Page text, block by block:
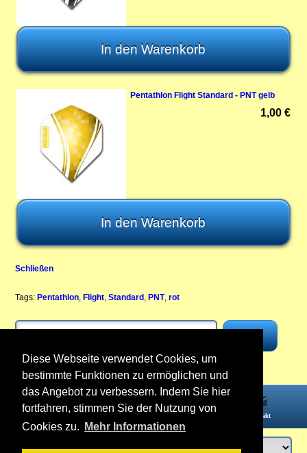
Diese Webseite verwendet Cookies, um
bestimmte Funktionen zu ermöglichen und
das Angebot zu verbessern. Indem Sie hier
fortfahren, stimmen Sie der Nutzung von
Cookies zu.
Mehr Informationen
Pentathlon Flight Standard - PNT gelb
1,00 €
Schließen
Tags: Pentathlon,Flight,Standard,PNT,rot
Konto Kontakt